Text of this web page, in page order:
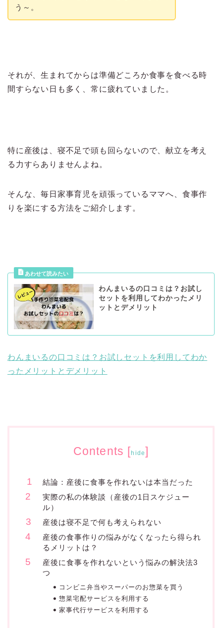
う～。
それが、生まれてからは準備どころか食事を食べる時
間すらない日も多く、常に疲れていました。
特に産後は、寝不足で頭も回らないので、献立を考え
る力すらありませんよね。
そんな、毎日家事育児を頑張っているママへ、食事作
りを楽にする方法をご紹介します。
わんまいるの口コミは？お試し
セットを利用してわかったメリ
ットとデメリット
わんまいるの口コミは？お試しセットを利用してわか
ったメリットとデメリット
Contents [hide]
結論：産後に食事を作れないは本当だった
実際の私の体験談（産後の1日スケジュー
ル）
産後は寝不足で何も考えられない
産後の食事作りの悩みがなくなったら得られ
るメリットは？
産後に食事を作れないという悩みの解決法3
つ
コンビニ弁当やスーパーのお惣菜を買う
惣菜宅配サービスを利用する
家事代行サービスを利用する